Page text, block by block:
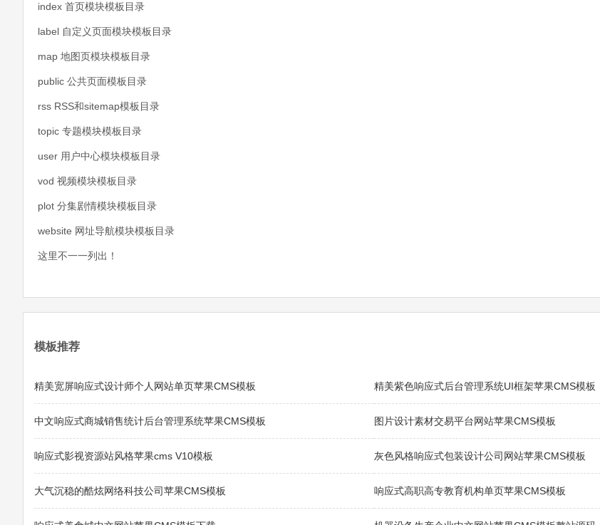
index 首页模块模板目录
label 自定义页面模块模板目录
map 地图页模块模板目录
public 公共页面模板目录
rss RSS和sitemap模板目录
topic 专题模块模板目录
user 用户中心模块模板目录
vod 视频模块模板目录
plot 分集剧情模块模板目录
website 网址导航模块模板目录
这里不一一列出！
模板推荐
精美宽屏响应式设计师个人网站单页苹果CMS模板 精美紫色响应式后台管理系统UI框架苹果CMS模板
中文响应式商城销售统计后台管理系统苹果CMS模板 图片设计素材交易平台网站苹果CMS模板
响应式影视资源站风格苹果cms V10模板 灰色风格响应式包装设计公司网站苹果CMS模板
大气沉稳的酷炫网络科技公司苹果CMS模板 响应式高职高专教育机构单页苹果CMS模板